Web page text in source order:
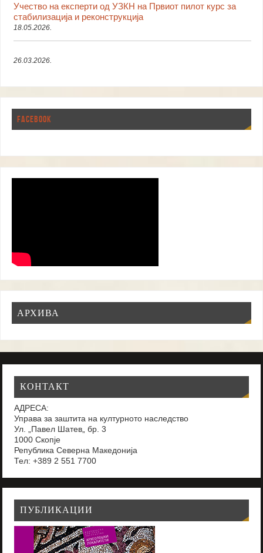
Учество на експерти од УЗКН на Првиот пилот курс за
стабилизација и реконструкција
18.05.2026.
26.03.2026.
FACEBOOK
АРХИВА
КОНТАКТ
АДРЕСА:
Управа за заштита на културното наследство
Ул. „Павел Шатев„ бр. 3
1000 Скопје
Република Северна Македонија
Тел: +389 2 551 7700
ПУБЛИКАЦИИ